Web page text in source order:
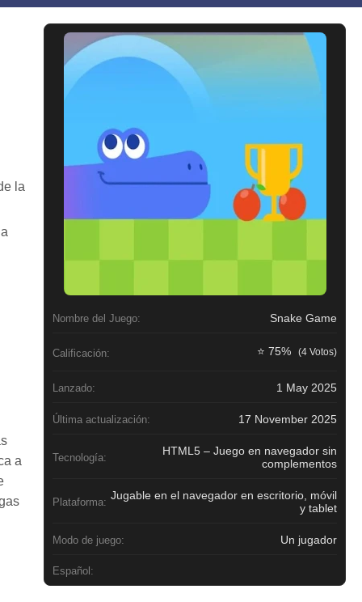
la
a
Nombre del Juego: Snake Game
Calificación: ⭐ 75% (4 Votos)
Lanzado: 1 May 2025
Última actualización: 17 November 2025
Tecnología:
HTML5 – Juego en navegador sin
complementos
Plataforma: Jugable en el navegador en escritorio, móvil
y tablet
Modo de juego: Un jugador
Español: